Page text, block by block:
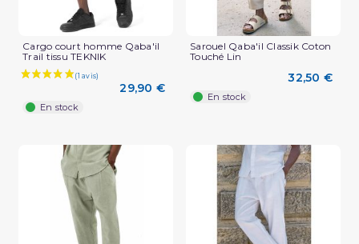
Cargo court homme Qaba'il
Trail tissu TEKNIK
29,90 €
En stock
Sarouel Qaba'il Classik Coton
Touché Lin
32,50 €
En stock